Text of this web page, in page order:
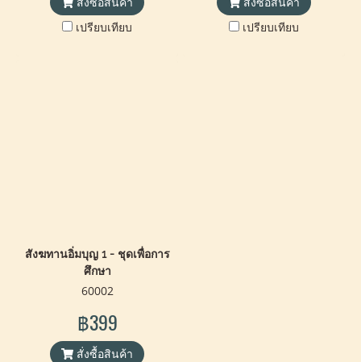
เปรียบเทียบ
เปรียบเทียบ
สังฆทานอิ่มบุญ 1 - ชุดเพื่อการ
ศึกษา
60002
฿399
สั่งซื้อสินค้า